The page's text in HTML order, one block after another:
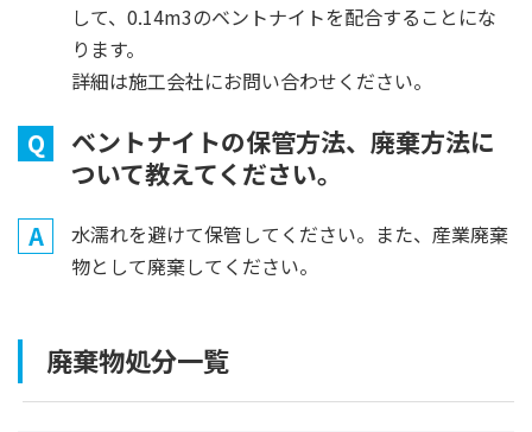
して、0.14m3のベントナイトを配合することにな
ります。
詳細は施工会社にお問い合わせください。
Q
ベントナイトの保管方法、廃棄方法に
ついて教えてください。
A
水濡れを避けて保管してください。また、産業廃棄
物として廃棄してください。
廃棄物処分一覧